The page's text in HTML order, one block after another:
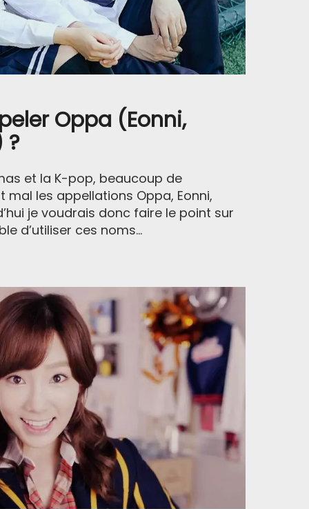
Oppa (Eonni,
?
et la K-pop, beaucoup de
les appellations Oppa, Eonni,
je voudrais donc faire le point sur
d’utiliser ces noms...